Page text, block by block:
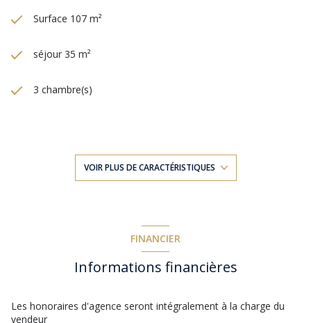
Surface 107 m²
séjour 35 m²
3 chambre(s)
1 garage(s)
exposition Ouest
VOIR PLUS DE CARACTÉRISTIQUES
FINANCIER
Informations financières
Les honoraires d'agence seront intégralement à la charge du
vendeur